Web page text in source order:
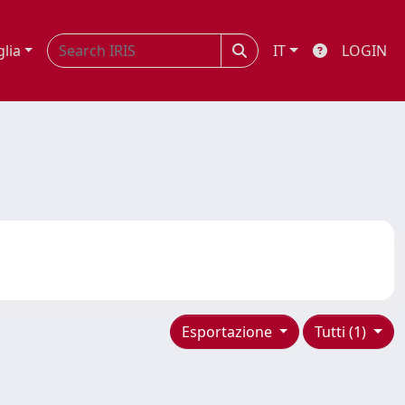
IT LOGIN
Tutti (1)
Esportazione